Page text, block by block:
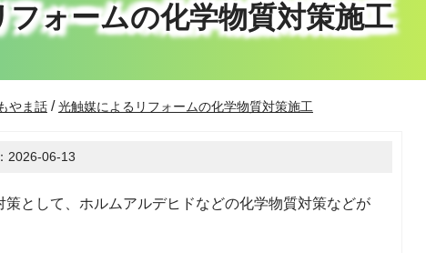
ォームの化学物質対策施工
やま話 /光触媒によるリフォームの化学物質対策施工
2026-06-13
として、ホルムアルデヒドなどの化学物質対策などが